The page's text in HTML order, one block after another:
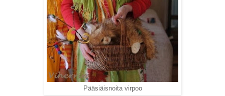
Pääsiäisnoita virpoo